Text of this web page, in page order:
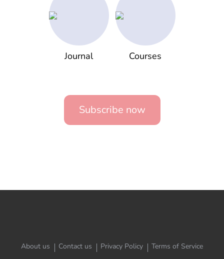
Journal Courses
Subscribe now
About us Contact us Privacy Policy Terms of Service